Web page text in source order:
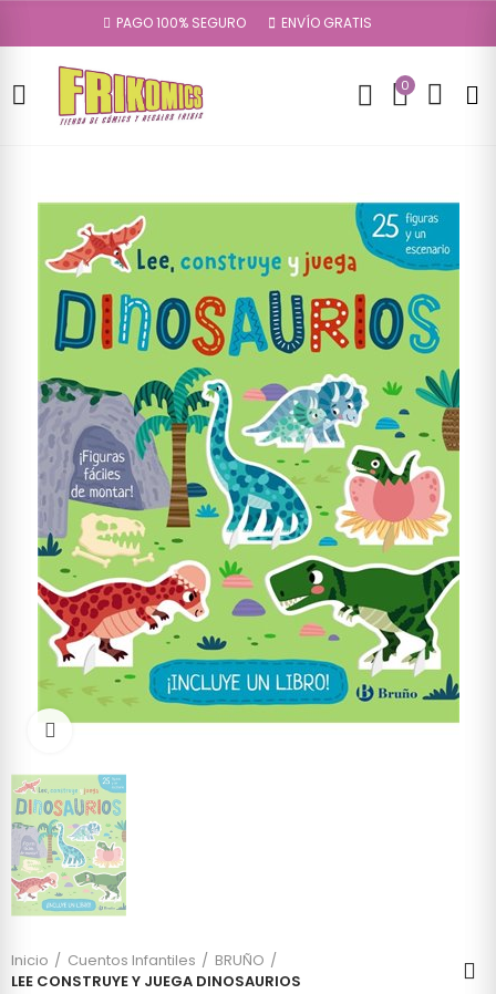
PAGO 100% SEGURO ENVÍO GRATIS
0
Click to enlarge
Inicio Cuentos Infantiles
BRUÑO
LEE CONSTRUYE Y JUEGA DINOSAURIOS